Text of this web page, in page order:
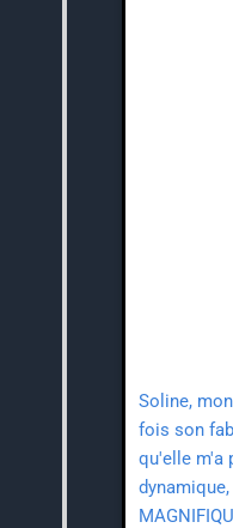
Soline,
fois son
qu'elle m'a